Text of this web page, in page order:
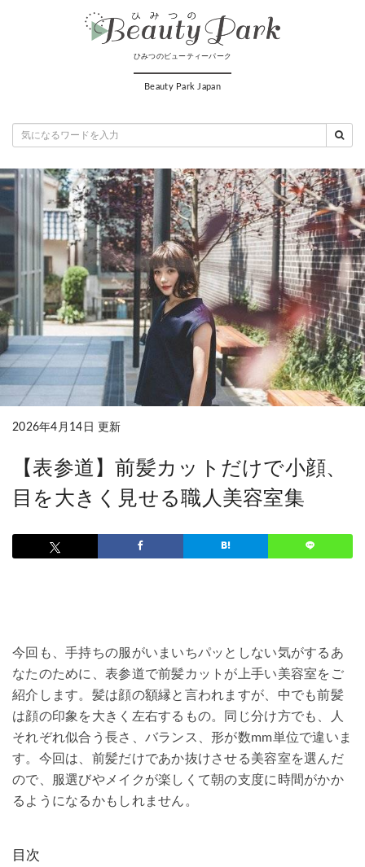
ひみつのビューティーパーク
Beauty Park Japan
2026年4月14日 更新
【表参道】前髪カットだけで小顔、
目を大きく見せる職人美容室集
今回も、手持ちの服がいまいちパッとしない気がするあ
なたのために、表参道で前髪カットが上手い美容室をご
紹介します。髪は顔の額縁と言われますが、中でも前髪
は顔の印象を大きく左右するもの。同じ分け方でも、人
それぞれ似合う長さ、バランス、形が数mm単位で違いま
す。今回は、前髪だけであか抜けさせる美容室を選んだ
ので、服選びやメイクが楽しくて朝の支度に時間がかか
るようになるかもしれません。
目次